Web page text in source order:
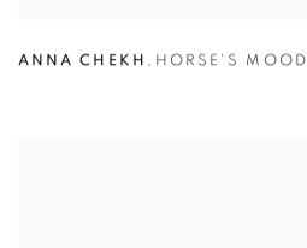
ANNA CHEKH , HORSE'S MOOD